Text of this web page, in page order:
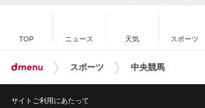
TOP ニュース 天気 スポーツ
スポーツ 中央競馬
サイトご利用にあたって